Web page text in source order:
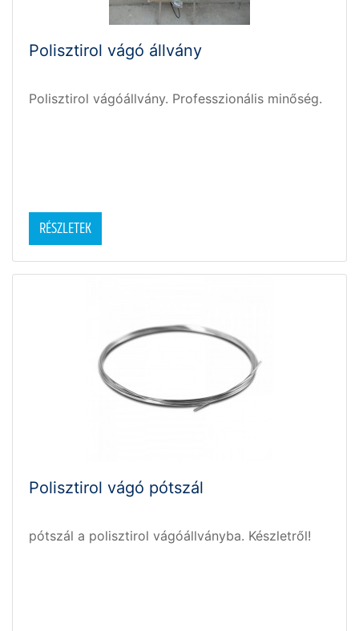
Polisztirol vágó állvány
Polisztirol vágóállvány. Professzionális minőség.
RÉSZLETEK
Polisztirol vágó pótszál
pótszál a polisztirol vágóállványba. Készletről!